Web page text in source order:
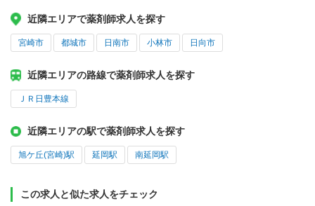
近隣エリアで薬剤師求人を探す
宮崎市 都城市 日南市 小林市 日向市
近隣エリアの路線で薬剤師求人を探す
ＪＲ日豊本線
近隣エリアの駅で薬剤師求人を探す
旭ケ丘(宮崎)駅 延岡駅 南延岡駅
この求人と似た求人をチェック